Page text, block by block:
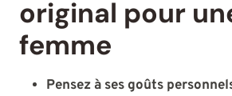
original pour
femme
Pensez à ses goûts